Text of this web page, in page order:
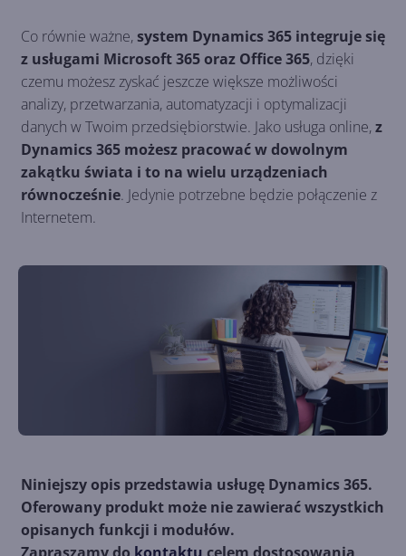
Co równie ważne,system Dynamics 365 integruje się
z usługami Microsoft 365 oraz Office 365, dzięki
czemu możesz zyskać jeszcze większe możliwości
analizy, przetwarzania, automatyzacji i optymalizacji
danych w Twoim przedsiębiorstwie. Jako usługa online,z
Dynamics 365 możesz pracować w dowolnym
zakątku świata i to na wielu urządzeniach
równocześnie. Jedynie potrzebne będzie połączenie z
Internetem.
Niniejszy opis przedstawia usługę Dynamics 365.
Oferowany produkt może nie zawierać wszystkich
opisanych funkcji i modułów.
Zapraszamy do kontaktu celem dostosowania